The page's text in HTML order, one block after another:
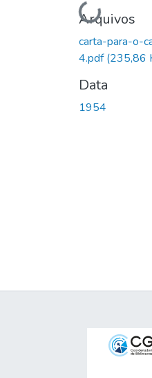
Carregando...
Arquivos
carta-para-o-
4.pdf(235,86
Data
1954